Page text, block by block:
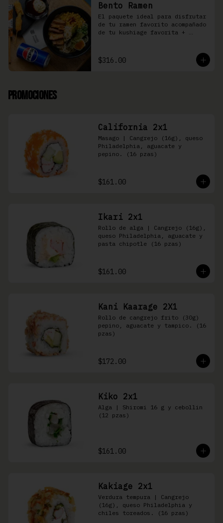
Bento Ramen
El paquete ideal para disfrutar
de tu ramen favorito acompañado
de tu kushiage favorita +
$316.00
Promociones
California 2x1
Masago | Cangrejo (16g), queso
Philadelphia, aguacate y
pepino. (16 pzas)
$161.00
Ikari 2x1
Rollo de alga | Cangrejo (16g),
queso Philadelphia, aguacate y
pasta chipotle (16 pzas)
$161.00
Kani Kaarage 2X1
Rollo de cangrejo frito (30g)
pepino, aguacate y tampico. (16
pzas)
$172.00
Kiko 2x1
Alga | Shiromi 16 g y cebollin
(12 pzas)
$161.00
Kakiage 2x1
Verdura tempura | Cangrejo
(16g), queso Philadelphia y
chiles toreados. (16 pzas)